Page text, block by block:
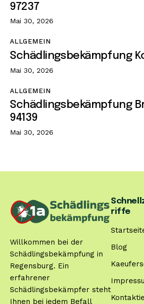
97237
Mai 30, 2026
ALLGEMEIN
Schädlingsbekämpfung
Mai 30, 2026
ALLGEMEIN
Schädlingsbekämpfung
94139
Mai 30, 2026
Willkommen bei der
Schädlingsbekämpfung in
Regensburg. Ein
erfahrener
Schädlingsbekämpfer steht
Ihnen bei jedem Befall
riffe
Blog